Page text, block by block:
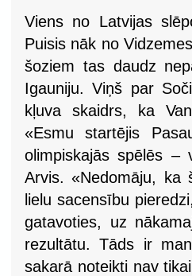
Viens no Latvijas
Puisis nāk no
šoziem tas daudz
Igauniju. Viņš par
kļuva skaidrs, ka
«Esmu startējis
olimpiskajās spēlēs
Arvis. «Nedomāju, ka
lielu sacensību
gatavoties, uz
rezultātu. Tāds ir
sakarā noteikti nav